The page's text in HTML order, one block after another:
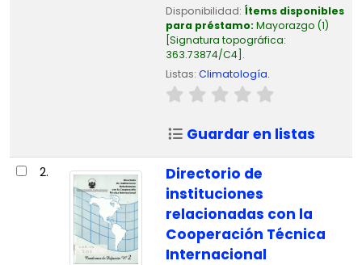
Disponibilidad: Ítems disponibles
para préstamo: Mayorazgo (1)
Signatura topográfica:
363.73874/C4 .
Listas: Climatología.
Guardar en listas
2.
Directorio de
instituciones
relacionadas con la
Cooperación Técnica
Internacional